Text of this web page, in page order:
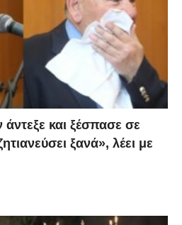
και ξέσπασε σε
ξανά», λέει με